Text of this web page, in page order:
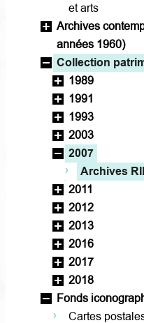
et arts
Archives
années 1960)
Collection
1989
1991
1993
2003
2007
Archives
2011
2012
2013
2016
2017
2018
Fonds
Cartes